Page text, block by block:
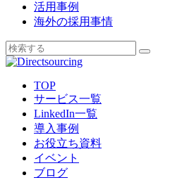
活用事例
海外の採用事情
TOP
サービス一覧
LinkedIn一覧
導入事例
お役立ち資料
イベント
ブログ